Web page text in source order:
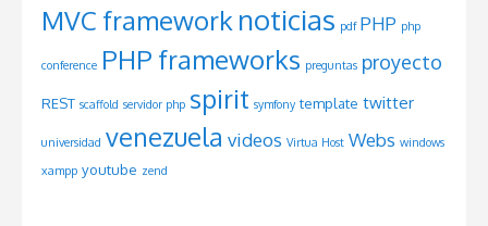
MVC framework noticias pdf PHP php
conference PHP frameworks preguntas proyecto
REST scaffold servidor php spirit symfony template twitter
universidad venezuela videos Virtua Host Webs windows
xampp youtube zend